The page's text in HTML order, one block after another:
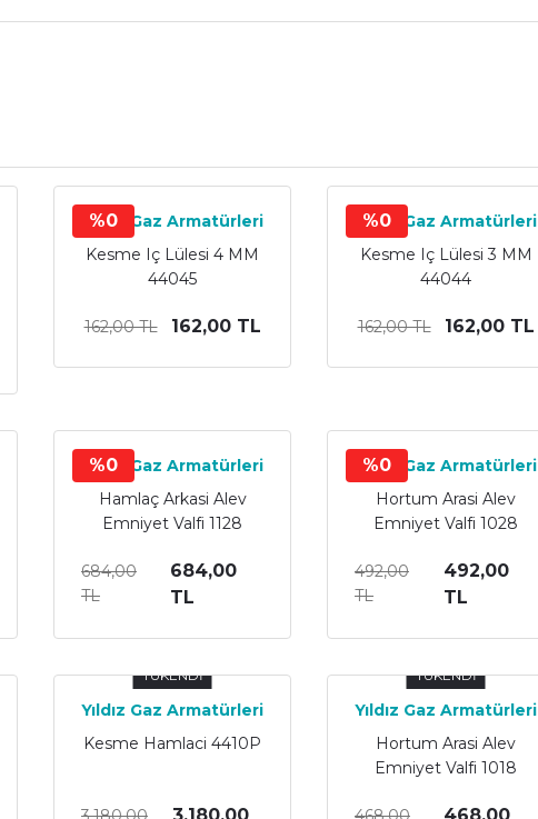
%0
Yıldız Gaz Armatürleri
Kesme Iç Lülesi 4 MM
44045
162,00 TL 162,00 TL
%0
Yıldız Gaz Armatürleri
Kesme Iç Lülesi 3 MM
44044
162,00 TL 162,00 TL
%0
Yıldız Gaz Armatürleri
Hamlaç Arkasi Alev
Emniyet Valfi 1128
684,00
TL
684,00
TL
%0
Yıldız Gaz Armatürleri
Hortum Arasi Alev
Emniyet Valfi 1028
492,00
TL
492,00
TL
TÜKENDİ
Yıldız Gaz Armatürleri
Kesme Hamlaci 4410P
TÜKENDİ
Yıldız Gaz Armatürleri
Hortum Arasi Alev
Emniyet Valfi 1018